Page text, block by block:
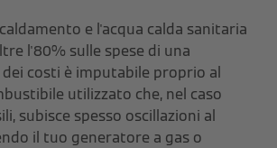
e l'acqua calda sanitaria
l'80% sulle spese di una
costi è imputabile proprio al
utilizzato che, nel caso
subisce spesso oscillazioni al
il tuo generatore a gas o